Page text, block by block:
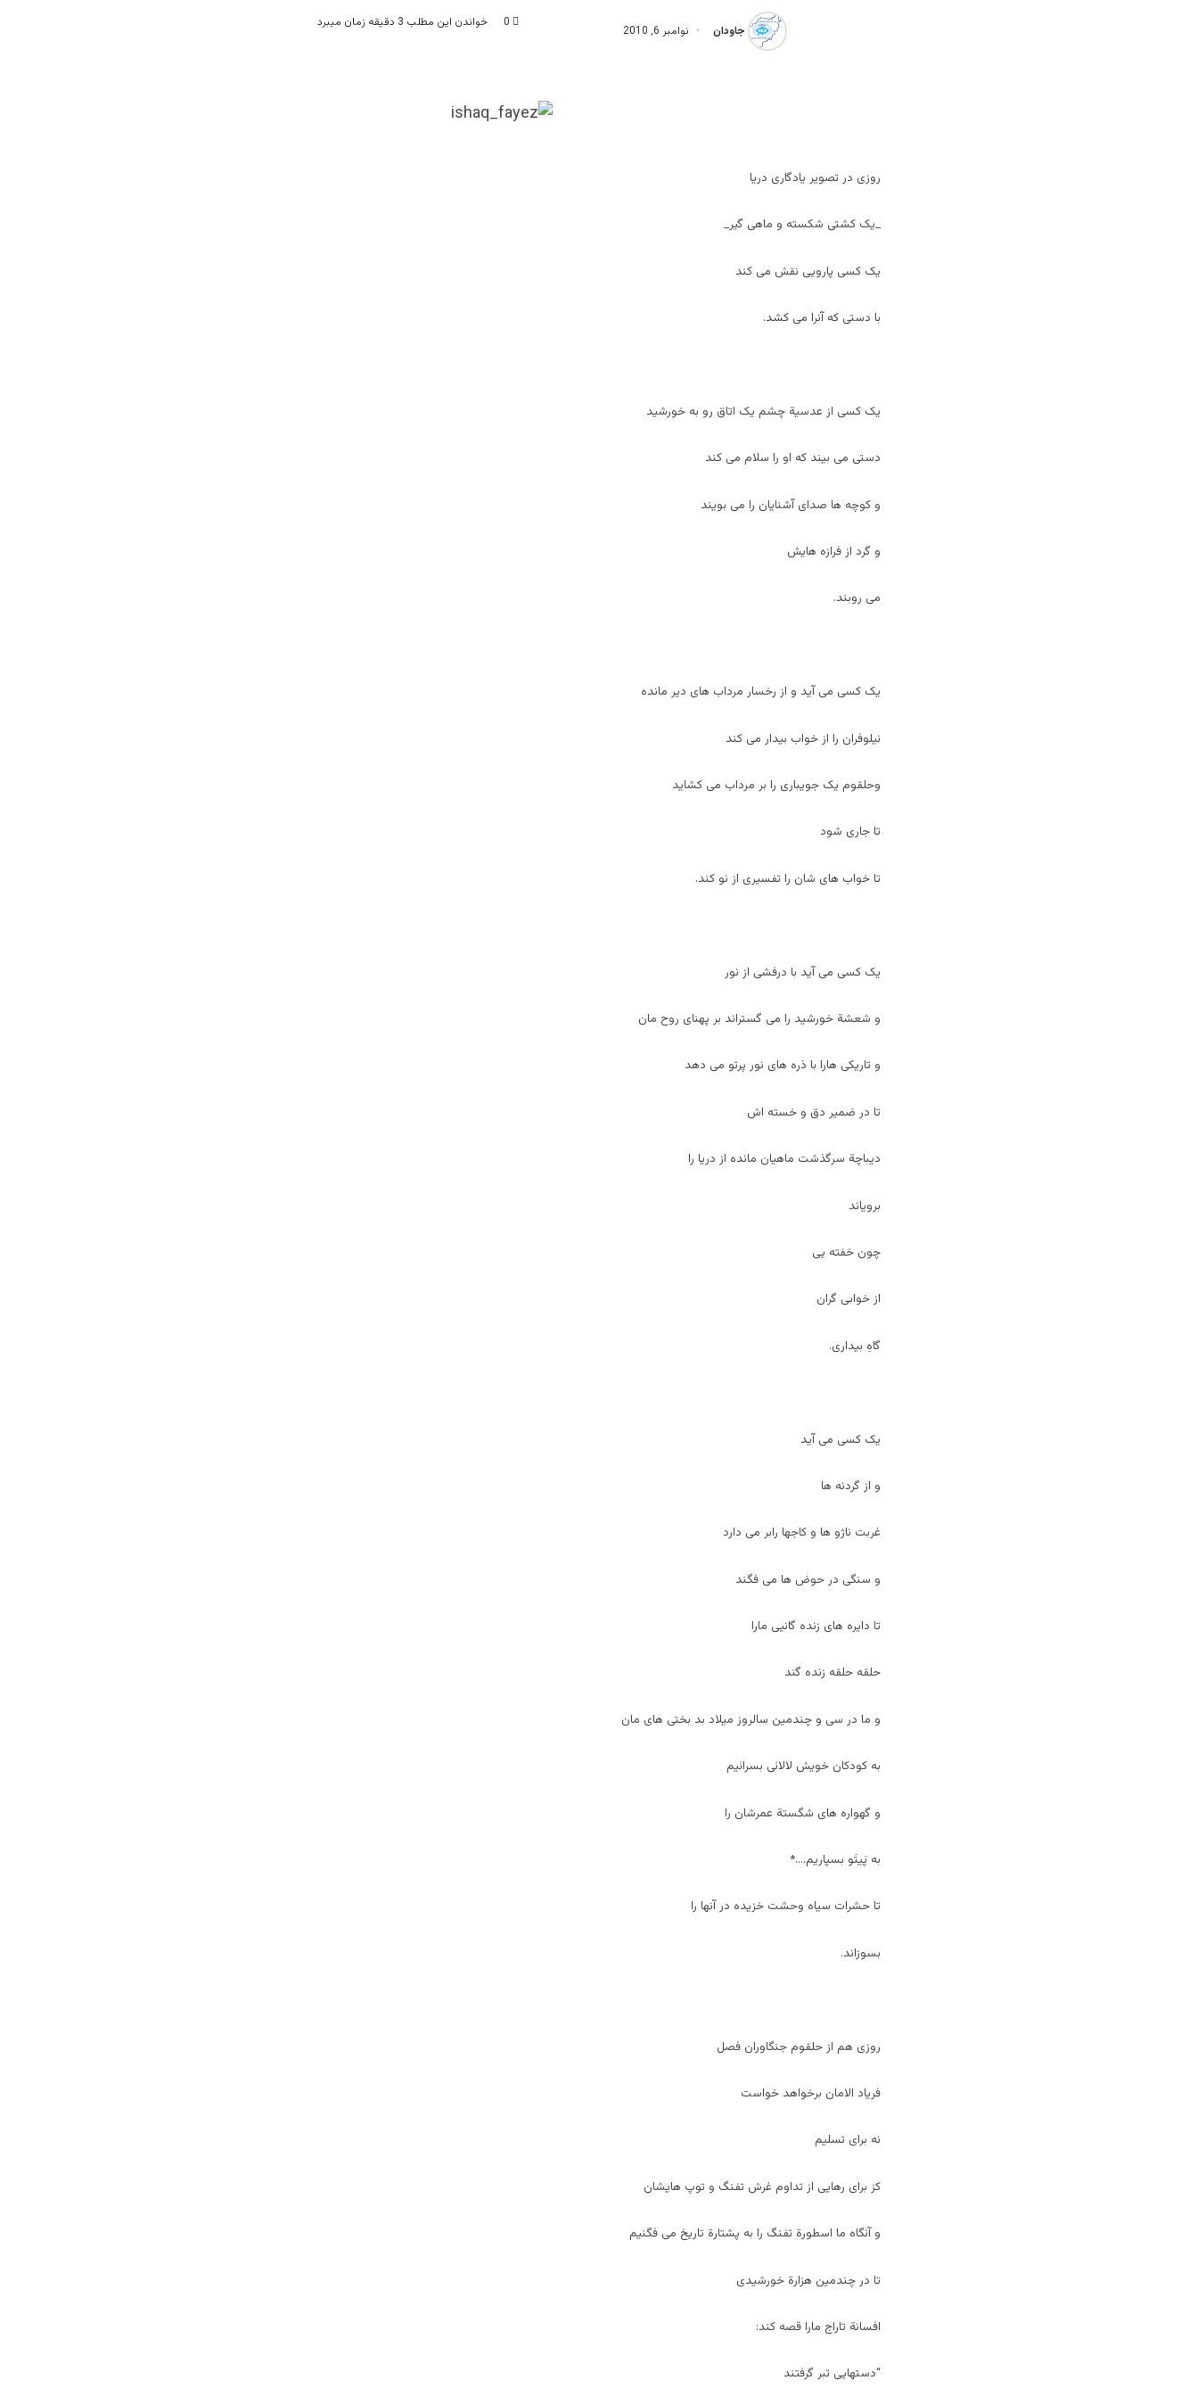
جاودان نوامبر 6, 2010
0 خواندن این مطلب 3 دقیقه زمان میبرد
روزی در تصویر یادگاری دریا
_یک کشتی شکسته و ماهی گیر_
یک کسی پارویی نقش می کند
با دستی که آنرا می کشد.
یک کسی از عدسیة چشم یک اتاق رو به خورشید
دستی می بیند که او را سلام می کند
و کوچه ها صدای آشنایان را می بویند
و گرد از فرازه هایش
می روبند.
یک کسی می آید و از رخسار مرداب های دیر مانده
نیلوفران را از خواب بیدار می کند
وحلقوم یک جویباری را بر مرداب می کشاید
تا جاری شود
تا خواب های شان را تفسیری از نو کند.
یک کسی می آید با درفشی از نور
و شعشة خورشید را می گستراند بر پهنای روح مان
و تاریکی هارا با ذره های نور پرتو می دهد
تا در ضمیر دق و خسته اش
دیباچة سرگذشت ماهیان مانده از دریا را
برویاند
چون خفته یی
از خوابی گران
گاهِ بیداری.
یک کسی می آید
و از گردنه ها
غربت ناژو ها و کاجها رابر می دارد
و سنگی در حوض ها می فگند
تا دایره های زنده گانیی مارا
حلقه حلقه زنده گند
و ما در سی و چندمین سالروز میلاد بد بختی های مان
به کودکان خویش لالائی بسرائیم
و گهواره های شگستة عمرشان را
به پَیتَو بسپاریم….*
تا حشرات سیاه وحشت خزیده در آنها را
بسوزاند.
روزی هم از حلقوم جنگاوران فصل
فریاد الامان برخواهد خواست
نه برای تسلیم
کز برای رهایی از تداوم غرش تفنگ و توپ هایشان
و آنگاه ما اسطورة تفنگ را به پشتارة تاریخ می فگنیم
تا در چندمین هزارة خورشیدی
افسانة تاراج مارا قصه کند:
“دستهایی تبر گرفتند